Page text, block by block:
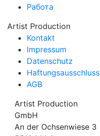
Работа
Artist Production
Kontakt
Impressum
Datenschutz
Haftungsausschluss
AGB
Artist Production
GmbH
An der Ochsenwiese 3